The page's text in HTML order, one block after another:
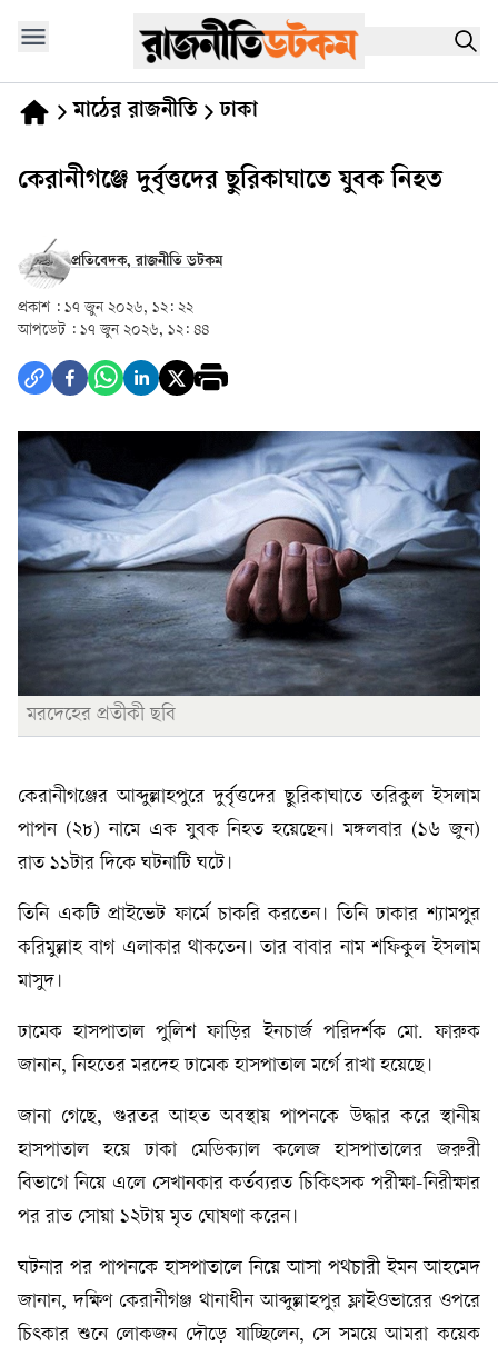
মাঠের রাজনীতি ঢাকা
কেরানীগঞ্জে দুর্বৃত্তদের ছুরিকাঘাতে যুবক নিহত
প্রতিবেদক, রাজনীতি ডটকম
প্রকাশ : ১৭ জুন ২০২৬, ১২: ২২
আপডেট : ১৭ জুন ২০২৬, ১২: ৪৪
মরদেহের প্রতীকী ছবি
কেরানীগঞ্জের আব্দুল্লাহপুরে দুর্বৃত্তদের ছুরিকাঘাতে তরিকুল ইসলাম
পাপন (২৮) নামে এক যুবক নিহত হয়েছেন। মঙ্গলবার (১৬ জুন)
রাত ১১টার দিকে ঘটনাটি ঘটে।
তিনি একটি প্রাইভেট ফার্মে চাকরি করতেন। তিনি ঢাকার শ্যামপুর
করিমুল্লাহ বাগ এলাকার থাকতেন। তার বাবার নাম শফিকুল ইসলাম
মাসুদ।
ঢামেক হাসপাতাল পুলিশ ফাড়ির ইনচার্জ পরিদর্শক মো. ফারুক
জানান, নিহতের মরদেহ ঢামেক হাসপাতাল মর্গে রাখা হয়েছে।
জানা গেছে, গুরতর আহত অবস্থায় পাপনকে উদ্ধার করে স্থানীয়
হাসপাতাল হয়ে ঢাকা মেডিক্যাল কলেজ হাসপাতালের জরুরী
বিভাগে নিয়ে এলে সেখানকার কর্তব্যরত চিকিৎসক পরীক্ষা-নিরীক্ষার
পর রাত সোয়া ১২টায় মৃত ঘোষণা করেন।
ঘটনার পর পাপনকে হাসপাতালে নিয়ে আসা পথচারী ইমন আহমেদ
জানান, দক্ষিণ কেরানীগঞ্জ থানাধীন আব্দুল্লাহপুর ফ্লাইওভারের ওপরে
চিৎকার শুনে লোকজন দৌড়ে যাচ্ছিলেন, সে সময়ে আমরা কয়েক